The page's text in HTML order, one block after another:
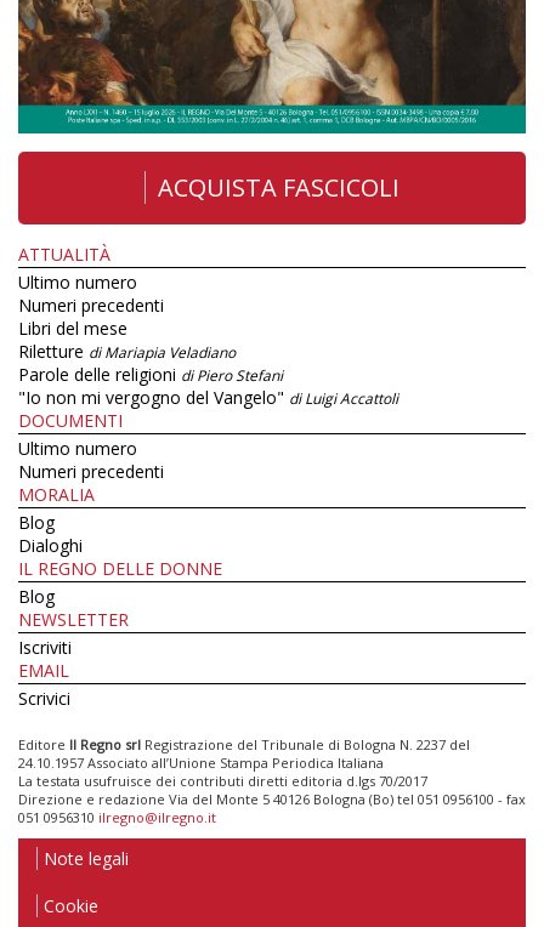
ACQUISTA FASCICOLI
ATTUALITÀ
Ultimo numero
Numeri precedenti
Libri del mese
Riletture di Mariapia Veladiano
Parole delle religioni di Piero Stefani
"Io non mi vergogno del Vangelo" di Luigi Accattoli
DOCUMENTI
Ultimo numero
Numeri precedenti
MORALIA
Blog
Dialoghi
IL REGNO DELLE DONNE
Blog
NEWSLETTER
Iscriviti
EMAIL
Scrivici
Editore Il Regno srl Registrazione del Tribunale di Bologna N. 2237 del
24.10.1957 Associato all’Unione Stampa Periodica Italiana
La testata usufruisce dei contributi diretti editoria d.lgs 70/2017
Direzione e redazione Via del Monte 5 40126 Bologna (Bo) tel 051 0956100 - fax
051 0956310 ilregno@ilregno.it
Note legali
Cookie